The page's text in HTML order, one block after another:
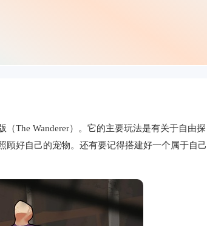
The Wanderer）。它的主要玩法是有关于自由探
好自己的宠物。还有要记得搭建好一个属于自己